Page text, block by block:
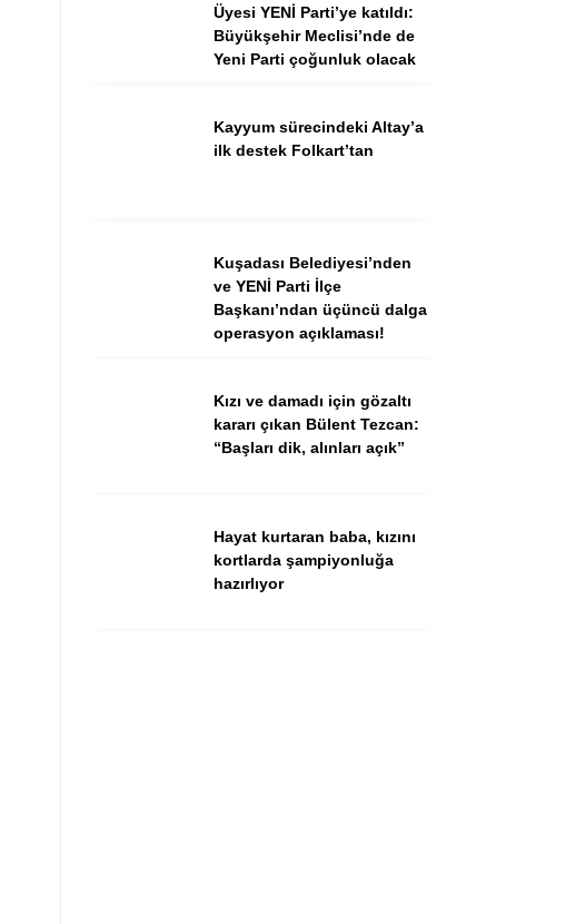
Youtube
TikTok
Üyesi YENİ Parti’ye katıldı:
Büyükşehir Meclisi’nde de
Yeni Parti çoğunluk olacak
Kayyum sürecindeki Altay’a
ilk destek Folkart’tan
Kuşadası Belediyesi’nden
ve YENİ Parti İlçe
Başkanı’ndan üçüncü dalga
operasyon açıklaması!
Kızı ve damadı için gözaltı
kararı çıkan Bülent Tezcan:
“Başları dik, alınları açık”
Hayat kurtaran baba, kızını
kortlarda şampiyonluğa
hazırlıyor